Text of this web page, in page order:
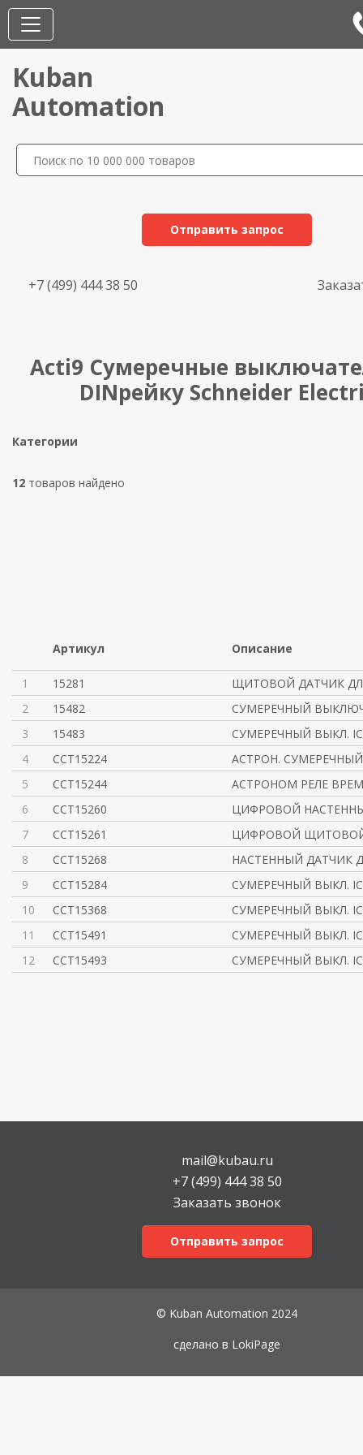
Kuban
Automation
Отправить запрос
+7 (499) 444 38 50
Acti9 Сумеречные
DINрейку Schneider
Категории
12 товаров найдено
Артикул Описание
1 15281
ЩИТОВОЙ ДАТЧИК
2
15482
СУМЕРЕЧНЫЙ
3
15483
СУМЕРЕЧНЫЙ ВЫКЛ.
4
CCT15224
АСТРОН.
5
CCT15244
АСТРОНОМ РЕЛЕ
6
CCT15260
ЦИФРОВОЙ
7
CCT15261
ЦИФРОВОЙ ЩИТОВОЙ
8
CCT15268
НАСТЕННЫЙ ДАТЧИК
9
CCT15284
СУМЕРЕЧНЫЙ ВЫКЛ.
10
CCT15368
СУМЕРЕЧНЫЙ ВЫКЛ. IC
11
CCT15491
СУМЕРЕЧНЫЙ ВЫКЛ.
12
CCT15493 СУМЕРЕЧНЫЙ ВЫКЛ.
mail@kubau.ru
+7 (499) 444 38 50
Заказать звонок
Отправить запрос
© Kuban Automation 2024
сделано в LokiPage